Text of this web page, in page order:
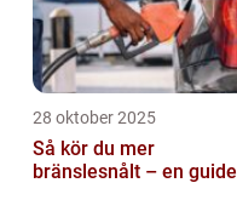
28 oktober 2025
Så kör du mer
bränslesnålt – en guide